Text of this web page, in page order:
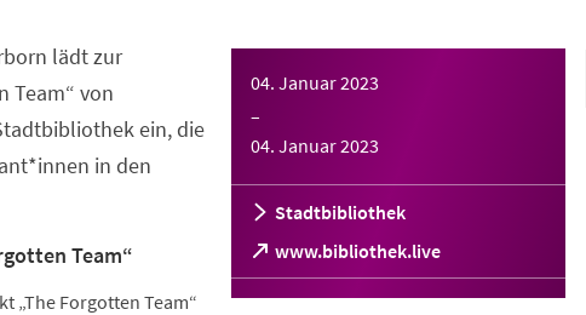
04. Januar 2023
–
04. Januar 2023
Stadtbibliothek
www.bibliothek.live
(Öffnet
in
einem
lädt zur
Team“ von
ein, die
in den
Team“
„The Forgotten Team“